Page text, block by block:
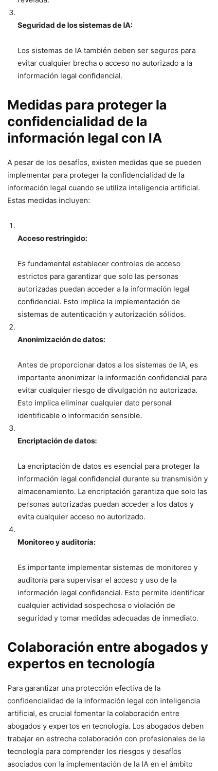
Seguridad de los sistemas de IA:
Los sistemas de IA también deben ser seguros para
evitar cualquier brecha o acceso no autorizado a la
información legal confidencial.
Medidas para proteger la
confidencialidad de la
información legal con IA
A pesar de los desafíos, existen medidas que se pueden
implementar para proteger la confidencialidad de la
información legal cuando se utiliza inteligencia artificial.
Estas medidas incluyen:
Acceso restringido:
Es fundamental establecer controles de acceso
estrictos para garantizar que solo las personas
autorizadas puedan acceder a la información legal
confidencial. Esto implica la implementación de
sistemas de autenticación y autorización sólidos.
Anonimización de datos:
Antes de proporcionar datos a los sistemas de IA, es
importante anonimizar la información confidencial para
evitar cualquier riesgo de divulgación no autorizada.
Esto implica eliminar cualquier dato personal
identificable o información sensible.
Encriptación de datos:
La encriptación de datos es esencial para proteger la
información legal confidencial durante su transmisión y
almacenamiento. La encriptación garantiza que solo las
personas autorizadas puedan acceder a los datos y
evita cualquier acceso no autorizado.
Monitoreo y auditoría:
Es importante implementar sistemas de monitoreo y
auditoría para supervisar el acceso y uso de la
información legal confidencial. Esto permite identificar
cualquier actividad sospechosa o violación de
seguridad y tomar medidas adecuadas de inmediato.
Colaboración entre abogados y
expertos en tecnología
Para garantizar una protección efectiva de la
confidencialidad de la información legal con inteligencia
artificial, es crucial fomentar la colaboración entre
abogados y expertos en tecnología. Los abogados deben
trabajar en estrecha colaboración con profesionales de la
tecnología para comprender los riesgos y desafíos
asociados con la implementación de la IA en el ámbito